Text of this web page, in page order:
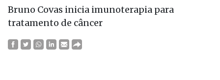
Bruno Covas inicia imunoterapia para
tratamento de câncer